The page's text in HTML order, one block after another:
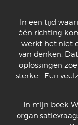
In een tijd
één richting
werkt het niet
van denken.
oplossingen
sterker. Een
In mijn boek